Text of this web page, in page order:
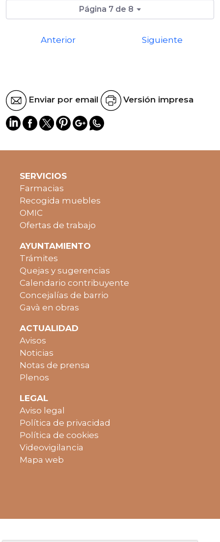
Página 7 de 8
Anterior Siguiente
Enviar por email Versión impresa
SERVICIOS
Farmacias
Recogida muebles
OMIC
Ofertas de trabajo
AYUNTAMIENTO
Trámites
Quejas y sugerencias
Calendario contribuyente
Concejalías de barrio
Gavà en obras
ACTUALIDAD
Avisos
Noticias
Notas de prensa
Plenos
LEGAL
Aviso legal
Política de privacidad
Política de cookies
Videovigilancia
Mapa web